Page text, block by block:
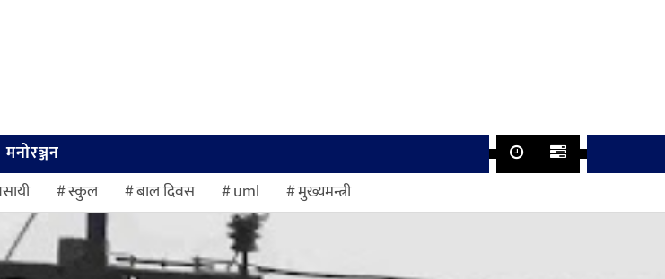
मनोरञ्जन
स्कुल बाल दिवस uml मुख्यमन्त्री